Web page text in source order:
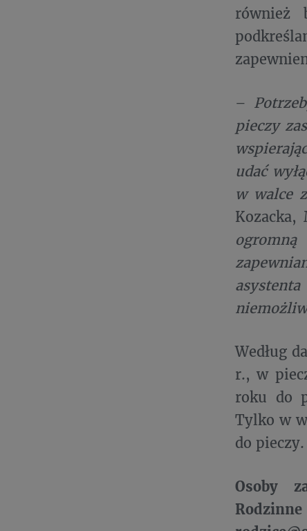
również
–
pieczy
udać
w walce
Kozacka,
Według
r., w
roku do
Tylko w
do pieczy.
Osoby
Rodzinne